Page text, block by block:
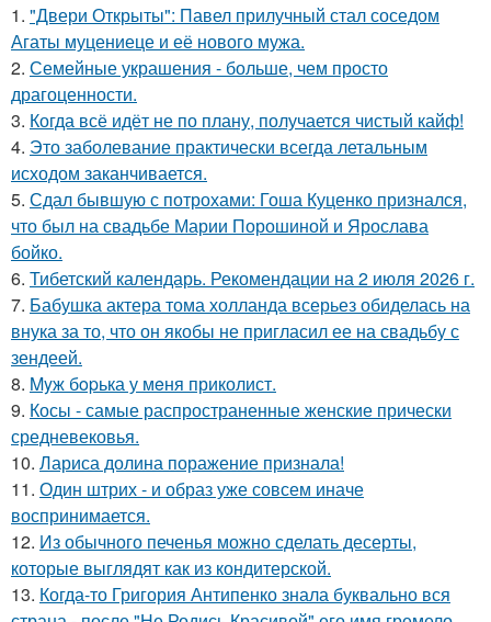
1. "Двери Открыты": Павел прилучный стал соседом
Агаты муцениеце и её нового мужа.
2. Семейные украшения - больше, чем просто
драгоценности.
3. Когда всё идёт не по плану, получается чистый кайф!
4. Это заболевание практически всегда летальным
исходом заканчивается.
5. Сдал бывшую с потрохами: Гоша Куценко признался,
что был на свадьбе Марии Порошиной и Ярослава
бойко.
6. Тибетский календарь. Рекомендации на 2 июля 2026 г.
7. Бабушка актера тома холланда всерьез обиделась на
внука за то, что он якобы не пригласил ее на свадьбу с
зендеей.
8. Myж бopька у мeня приколист.
9. Косы - самые распространенные женские прически
средневековья.
10. Лариса долина поражение признала!
11. Один штрих - и образ уже совсем иначе
воспринимается.
12. Из обычного печенья можно сделать десерты,
которые выглядят как из кондитерской.
13. Когда-то Григория Антипенко знала буквально вся